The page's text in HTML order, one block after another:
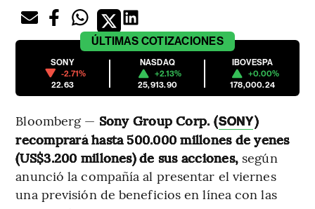
ÚLTIMAS COTIZACIONES
SONY
-2.71%
22.63
NASDAQ
+2.13%
25,913.90
IBOVESPA
+0.00%
178,000.24
Bloomberg — Sony Group Corp. (SONY)
recomprará hasta 500.000 millones de yenes
(US$3.200 millones) de sus acciones, según
anunció la compañía al presentar el viernes
una previsión de beneficios en línea con las